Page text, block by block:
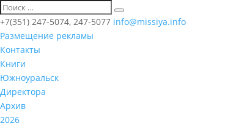
+7(351) 247-5074, 247-5077 info@missiya.info
Размещение рекламы
Контакты
Книги
Южноуральск
Директора
Архив
2026